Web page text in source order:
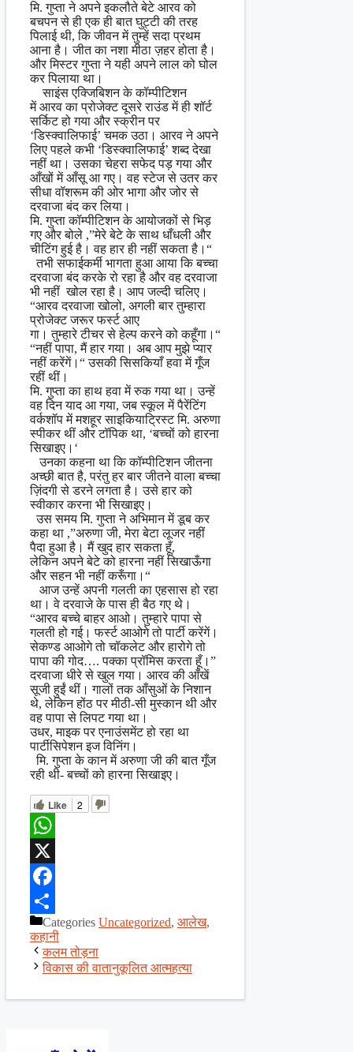
मि. गुप्ता ने अपने इकलौते बेटे आरव को
बचपन से ही एक ही बात घुट्टी की तरह
पिलाई थी, कि जीवन में तुम्हें सदा प्रथम
आना है। जीत का नशा मीठा ज़हर होता है।
और मिस्टर गुप्ता ने यही अपने लाल को घोल
कर पिलाया था।
साइंस एक्जिबिशन के कॉम्पीटिशन
में आरव का प्रोजेक्ट दूसरे राउंड में ही शॉर्ट
सर्किट हो गया और स्क्रीन पर
‘डिस्क्वालिफाई’ चमक उठा। आरव ने अपने
लिए पहले कभी ‘डिस्क्वालिफाई’ शब्द देखा
नहीं था। उसका चेहरा सफेद पड़ गया और
आँखों में आँसू आ गए। वह स्टेज से उतर कर
सीधा वॉशरूम की ओर भागा और जोर से
दरवाजा बंद कर लिया।
मि. गुप्ता कॉम्पीटिशन के आयोजकों से भिड़
गए और बोले ,”मेरे बेटे के साथ धाँधली और
चीटिंग हुई है। वह हार ही नहीं सकता है।“
तभी सफाईकर्मी भागता हुआ आया कि बच्चा
दरवाजा बंद करके रो रहा है और वह दरवाजा
भी नहीं खोल रहा है। आप जल्दी चलिए।
“आरव दरवाजा खोलो, अगली बार तुम्हारा
प्रोजेक्ट जरूर फर्स्ट आए
गा। तुम्हारे टीचर से हेल्प करने को कहूँगा।“
“नहीं पापा, मैं हार गया। अब आप मुझे प्यार
नहीं करेंगें।“ उसकी सिसकियाँ हवा में गूँज
रहीं थीं।
मि. गुप्ता का हाथ हवा में रुक गया था। उन्हें
वह दिन याद आ गया, जब स्कूल में पैरेंटिंग
वर्कशॉप में मशहूर साइकियाट्रिस्ट मि. अरुणा
स्पीकर थीं और टॉपिक था, ‘बच्चों को हारना
सिखाइए।‘
उनका कहना था कि कॉम्पीटिशन जीतना
अच्छी बात है, परंतु हर बार जीतने वाला बच्चा
ज़िंदगी से डरने लगता है। उसे हार को
स्वीकार करना भी सिखाइए।
उस समय मि. गुप्ता ने अभिमान में डूब कर
कहा था ,”अरुणा जी, मेरा बेटा लूजर नहीं
पैदा हुआ है। मैं खुद हार सकता हूँ,
लेकिन अपने बेटे को हारना नहीं सिखाऊँगा
और सहन भी नहीं करूँगा।“
आज उन्हें अपनी गलती का एहसास हो रहा
था। वे दरवाजे के पास ही बैठ गए थे।
“आरव बच्चे बाहर आओ। तुम्हारे पापा से
गलती हो गई। फर्स्ट आओगे तो पार्टी करेंगें।
सेकण्ड आओगे तो चॉकलेट और हारोगे तो
पापा की गोद…. पक्का प्रॉमिस करता हूँ।”
दरवाजा धीरे से खुल गया। आरव की आँखें
सूजी हुईं थीं। गालों तक आँसुओं के निशान
थे, लेकिन होंठ पर मीठी-सी मुस्कान थी और
वह पापा से लिपट गया था।
उधर, माइक पर एनाउंसमेंट हो रहा था
पार्टीसिपेशन इज विनिंग।
मि. गुप्ता के कान में अरुणा जी की बात गूँज
रही थी- बच्चों को हारना सिखाइए।
Like 2
WhatsApp
X
Facebook
ShareCategories Uncategorized, आलेख,
कहानी
कलम तोड़ना
विकास की वातानुकूलित आत्महत्या